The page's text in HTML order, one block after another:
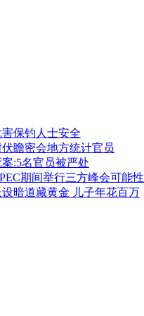
保钓人士安全
瞻密会地方统计官员
:5名官员被严处
期间举行三方峰会可能性
暗道藏黄金 儿子年花百万